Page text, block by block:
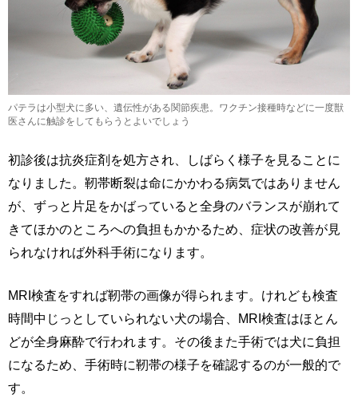
パテラは小型犬に多い、遺伝性がある関節疾患。ワクチン接種時などに一度獣
医さんに触診をしてもらうとよいでしょう
初診後は抗炎症剤を処方され、しばらく様子を見ることに
なりました。靭帯断裂は命にかかわる病気ではありません
が、ずっと片足をかばっていると全身のバランスが崩れて
きてほかのところへの負担もかかるため、症状の改善が見
られなければ外科手術になります。
MRI検査をすれば靭帯の画像が得られます。けれども検査
時間中じっとしていられない犬の場合、MRI検査はほとん
どが全身麻酔で行われます。その後また手術では犬に負担
になるため、手術時に靭帯の様子を確認するのが一般的で
す。